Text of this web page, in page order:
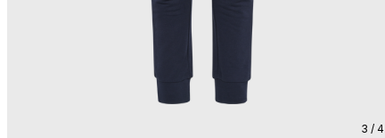
3 / 4